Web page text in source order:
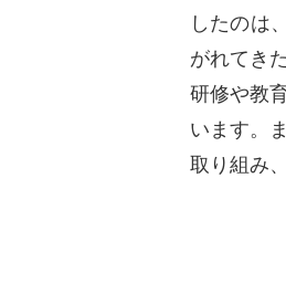
したのは
がれてき
研修や教
います。
取り組み